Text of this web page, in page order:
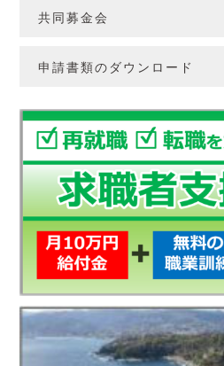
共同募金会
申請書類のダウンロード